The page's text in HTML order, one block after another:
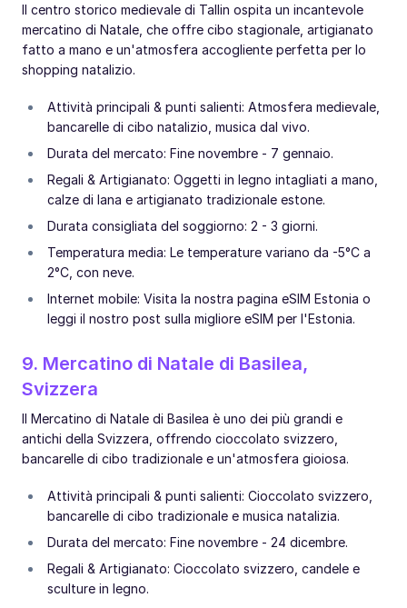
Il centro storico medievale di Tallin ospita un incantevole
mercatino di Natale, che offre cibo stagionale, artigianato
fatto a mano e un'atmosfera accogliente perfetta per lo
shopping natalizio.
Attività principali & punti salienti: Atmosfera medievale,
bancarelle di cibo natalizio, musica dal vivo.
Durata del mercato: Fine novembre - 7 gennaio.
Regali & Artigianato: Oggetti in legno intagliati a mano,
calze di lana e artigianato tradizionale estone.
Durata consigliata del soggiorno: 2 - 3 giorni.
Temperatura media: Le temperature variano da -5°C a
2°C, con neve.
Internet mobile: Visita la nostra pagina eSIM Estonia o
leggi il nostro post sulla migliore eSIM per l'Estonia.
9. Mercatino di Natale di Basilea,
Svizzera
Il Mercatino di Natale di Basilea è uno dei più grandi e
antichi della Svizzera, offrendo cioccolato svizzero,
bancarelle di cibo tradizionale e un'atmosfera gioiosa.
Attività principali & punti salienti: Cioccolato svizzero,
bancarelle di cibo tradizionale e musica natalizia.
Durata del mercato: Fine novembre - 24 dicembre.
Regali & Artigianato: Cioccolato svizzero, candele e
sculture in legno.